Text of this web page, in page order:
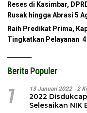
Reses di Kasimbar,
Rusak hingga Abrasi 5
Raih Predikat Prima,
Tingkatkan Pelayanan
Berita Populer
1 13 Januari 2022 2
2022
Selesaikan NIK